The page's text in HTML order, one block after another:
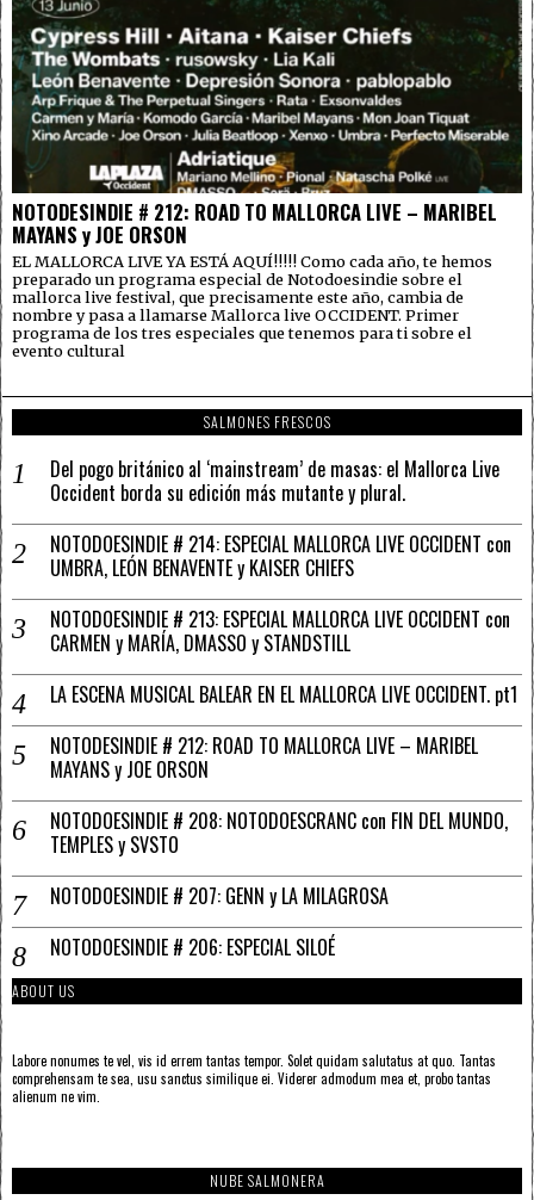
NOTODESINDIE # 212: ROAD TO MALLORCA LIVE – MARIBEL
MAYANS y JOE ORSON
EL MALLORCA LIVE YA ESTÁ AQUÍ!!!!! Como cada año, te hemos
preparado un programa especial de Notodoesindie sobre el
mallorca live festival, que precisamente este año, cambia de
nombre y pasa a llamarse Mallorca live OCCIDENT. Primer
programa de los tres especiales que tenemos para ti sobre el
evento cultural
SALMONES FRESCOS
Del pogo británico al ‘mainstream’ de masas: el Mallorca Live
Occident borda su edición más mutante y plural.
NOTODOESINDIE # 214: ESPECIAL MALLORCA LIVE OCCIDENT con
UMBRA, LEÓN BENAVENTE y KAISER CHIEFS
NOTODOESINDIE # 213: ESPECIAL MALLORCA LIVE OCCIDENT con
CARMEN y MARÍA, DMASSO y STANDSTILL
LA ESCENA MUSICAL BALEAR EN EL MALLORCA LIVE OCCIDENT. pt1
NOTODESINDIE # 212: ROAD TO MALLORCA LIVE – MARIBEL
MAYANS y JOE ORSON
NOTODOESINDIE # 208: NOTODOESCRANC con FIN DEL MUNDO,
TEMPLES y SVSTO
NOTODOESINDIE # 207: GENN y LA MILAGROSA
NOTODOESINDIE # 206: ESPECIAL SILOÉ
ABOUT US
Labore nonumes te vel, vis id errem tantas tempor. Solet quidam salutatus at quo. Tantas
comprehensam te sea, usu sanctus similique ei. Viderer admodum mea et, probo tantas
alienum ne vim.
NUBE SALMONERA